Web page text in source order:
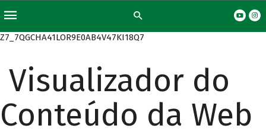
Z7_7QGCHA41LOR9E0AB4V47KI18Q7
Visualizador do
Conteúdo da Web